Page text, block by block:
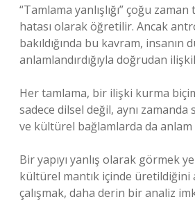
“Tamlama yanlışlığı” çoğu
hatası olarak öğretilir. Ancak
bakıldığında bu kavram, insanın
anlamlandırdığıyla doğrudan
Her tamlama, bir ilişki kurma
sadece dilsel değil, aynı
ve kültürel bağlamlarda da anlam
Bir yapıyı yanlış olarak görmek
kültürel mantık içinde üretildiğini
çalışmak, daha derin bir analiz